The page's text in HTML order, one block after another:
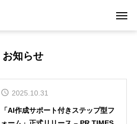
お知らせ
2025.10.31
「AI作成サポート付きステップ型フ